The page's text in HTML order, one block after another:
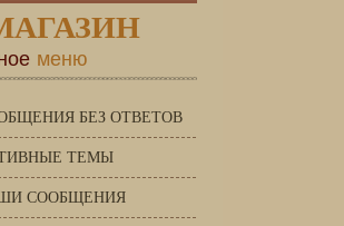
меню
БЕЗ ОТВЕТОВ
ТЕМЫ
СООБЩЕНИЯ